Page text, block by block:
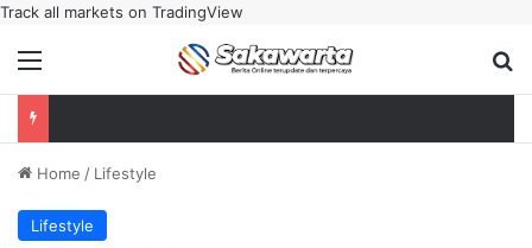
Track all markets on TradingView
Menu
Home / Lifestyle
Lifestyle